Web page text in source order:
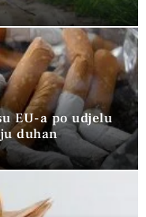
EU-a po udjelu
duhan